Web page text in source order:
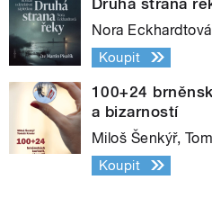
Nora Eckhardtová
Koupit
100+24
a bizarností
Miloš Šenkýř,
Koupit